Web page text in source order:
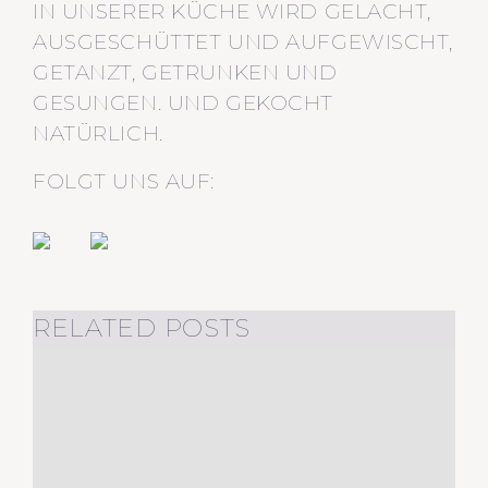
IN UNSERER KÜCHE WIRD GELACHT,
AUSGESCHÜTTET UND AUFGEWISCHT,
GETANZT, GETRUNKEN UND
GESUNGEN. UND GEKOCHT
NATÜRLICH.
FOLGT UNS AUF:
RELATED POSTS